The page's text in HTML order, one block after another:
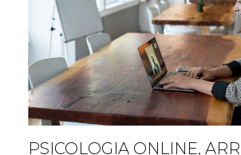
PSICOLOGIA ONLINE,